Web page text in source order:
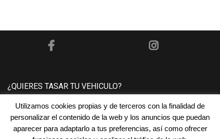
¿QUIERES TASAR TU VEHICULO?
Póngase en contacto con nosotros y le tasaremos su
vehículo sin ningún compromiso.
Utilizamos cookies propias y de terceros con la finalidad de
personalizar el contenido de la web y los anuncios que puedan
aparecer para adaptarlo a tus preferencias, así como ofrecer